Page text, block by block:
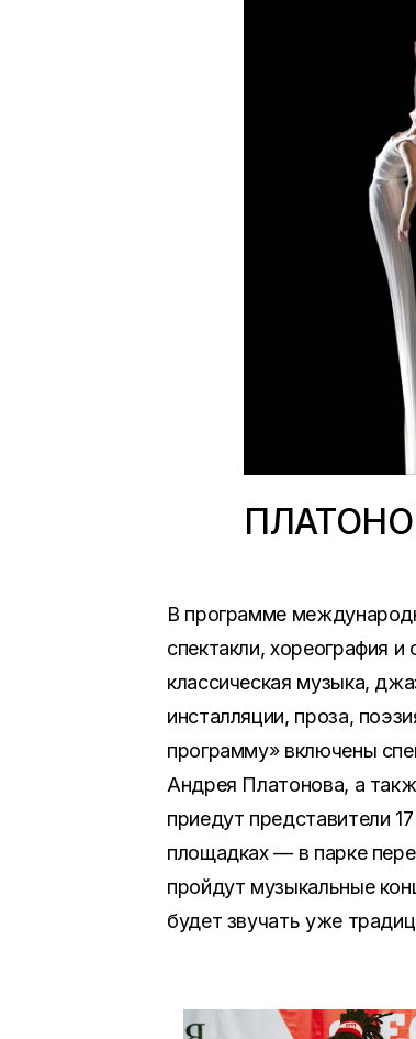
В программе
спектакли, хореография и
классическая музыка,
инсталляции, проза,
программу» включены
Андрея Платонова, а
приедут представители
площадках — в парке
пройдут музыкальные
будет звучать уже